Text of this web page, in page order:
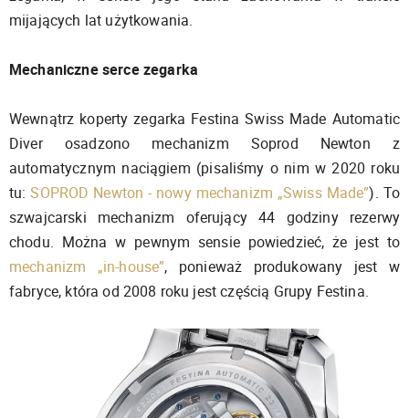
mijających lat użytkowania.
Mechaniczne serce zegarka
Wewnątrz koperty zegarka Festina Swiss Made Automatic
Diver osadzono mechanizm Soprod Newton z
automatycznym naciągiem (pisaliśmy o nim w 2020 roku
tu:SOPROD Newton - nowy mechanizm „Swiss Made”). To
szwajcarski mechanizm oferujący 44 godziny rezerwy
chodu. Można w pewnym sensie powiedzieć, że jest to
mechanizm „in-house”, ponieważ produkowany jest w
fabryce, która od 2008 roku jest częścią Grupy Festina.